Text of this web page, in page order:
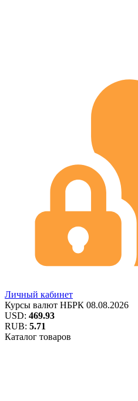
Личный кабинет
Курсы валют НБРК 08.08.2026
USD: 469.93
RUB: 5.71
Каталог товаров